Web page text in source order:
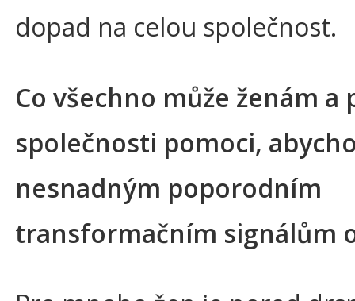
dopad na celou společnost.
Co všechno může ženám a
společnosti pomoci,
nesnadným poporodním
transformačním signálům